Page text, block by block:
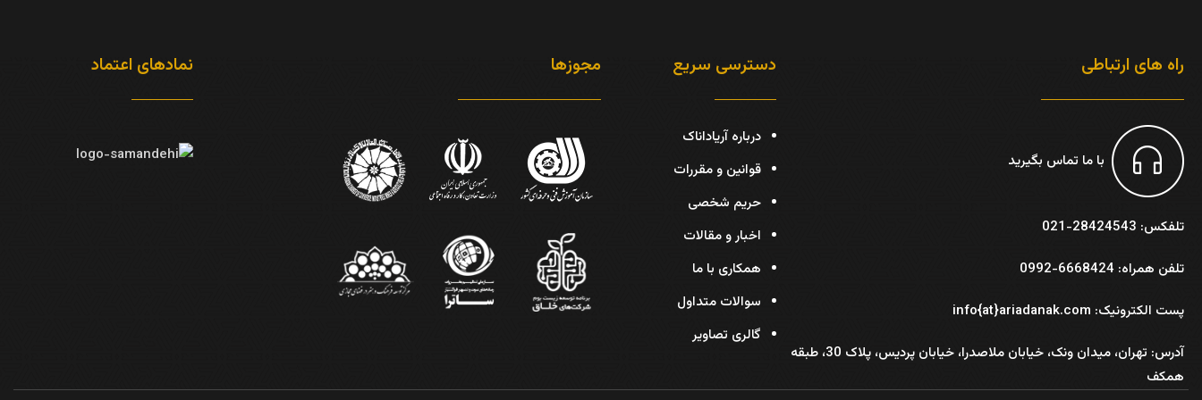
راه های ارتباطی
با ما تماس بگیرید
تلفکس: 28424543-021
تلفن همراه: 6668424-0992
پست الکترونیک: info{at}ariadanak.com
آدرس:
تهران، میدان ونک، خیابان ملاصدرا، خیابان پردیس، پلاک 30، طبقه
همکف
دسترسی سریع
درباره آریاداناک
قوانین و مقررات
حریم شخصی
اخبار و مقالات
همکاری با ما
سوالات متداول
گالری تصاویر
مجوزها نمادهای اعتماد